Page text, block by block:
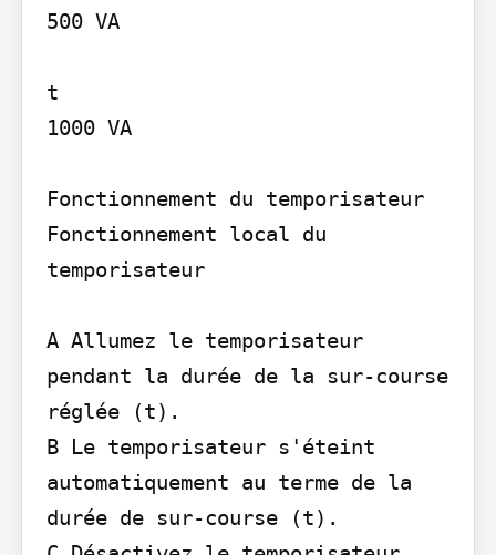
500 VA
t
1000 VA
Fonctionnement du temporisateur
Fonctionnement local du
temporisateur
A Allumez le temporisateur
pendant la durée de la sur-course
réglée (t).
B Le temporisateur s'éteint
automatiquement au terme de la
durée de sur-course (t).